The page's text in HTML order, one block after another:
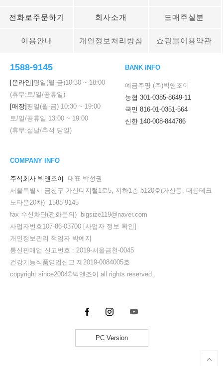
전화로주문하기 회사소개 도매주실분
이용안내 개인정보처리방침 쇼핑몰이용약관
1588-9145
[온라인]평일(월-금)10:30 ~ 18:00
(휴무:토/일/공휴일)
[매장]평일(월-금) 10:30 ~ 19:00
토/일/공휴일 13:00 ~ 19:00
(휴무:설날/추석 당일)
BANK INFO
예금주명 (주)빅앤조이
농협 301-0385-8649-11
국민 816-01-0351-564
신한 140-008-844786
COMPANY INFO
주식회사 빅앤조이
대표 박성권
서울특별시 금천구 가산디지털1로5, 지하1층 b120호(가산동, 대륭테크
노타운20차) 1588-9145
fax 수신차단(전화문의) bigsize119@naver.com
사업자번호107-86-03700 [사업자 정보 확인]
개인정보관리 책임자 박예지
통신판매업 신고번호 : 2019-서울금천-0045
건강기능식품영업신고 제2019-0084005호
copyright since2004©빅앤조이 all rights reserved.
PC Version